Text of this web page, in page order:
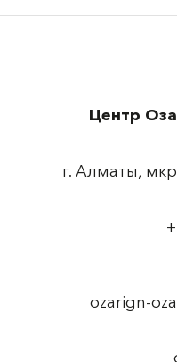
Центр
г. Алматы,
ozarign-